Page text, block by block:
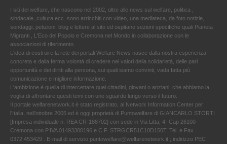
I siti del welfare, che nascono nel 2002, oltre alle news sul welfare, politica ,
sindacale ,cultura ecc. sono arricchiti con video, una mediateca, da foto notizie,
sondaggi, petizioni, blog e lettere al sito ed ospitano sezioni specifiche quali Pianeta
Migranti , L'Eco del Popolo e Cremona nel Mondo in collaborazione con le
associazioni di riferimento.
L'idea di costruire la rete dei portali Welfare News nasce dalla nostra esperienza
concreta e dalla ferma volontà di credere nei valori della solidarietà, delle pari
opportunità e dei diritti alla persona, sui quali siamo convinti, vada fatta più
comunicazione e migliore informazione.
L'ambizione è quella di intercettare quei cittadini, giovani o anziani, che abbiamo la
voglia di affrontare questi temi con uno sguardo lungo verso il futuro.
Il portale welfarenetwork.it è stato registrato, al Network Information Center per
l'Italia, nell’ottobre 2005 ed è oggi proprietà di Puntowelfare di GIANCARLO STORTI
[Impresa individuale n. REA CR-188702] con sede in Via Litta, 4- Cap 26100
Cremona con P.IVA 01493300196 e C.F. STRGCR51C10D150T. Tel. e Fax
0372.453429 . E-mail di servizio puntowelfare@welfarenetwork.it ; indirizzo PEC